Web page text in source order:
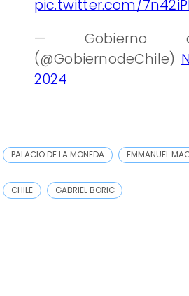
pic.twitter.com/
— Gobierno
(@GobiernodeChile)
2024
PALACIO DE LA MONEDA EMMANUEL
CHILE GABRIEL BORIC